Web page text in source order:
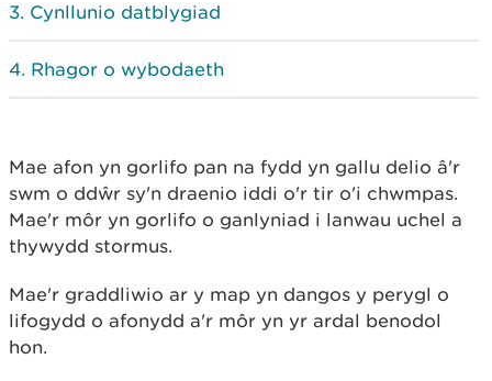
Cynllunio datblygiad
Rhagor o wybodaeth
Mae afon yn gorlifo pan na fydd yn gallu delio â'r
swm o ddŵr sy'n draenio iddi o'r tir o'i chwmpas.
Mae'r môr yn gorlifo o ganlyniad i lanwau uchel a
thywydd stormus.
Mae'r graddliwio ar y map yn dangos y perygl o
lifogydd o afonydd a'r môr yn yr ardal benodol
hon.